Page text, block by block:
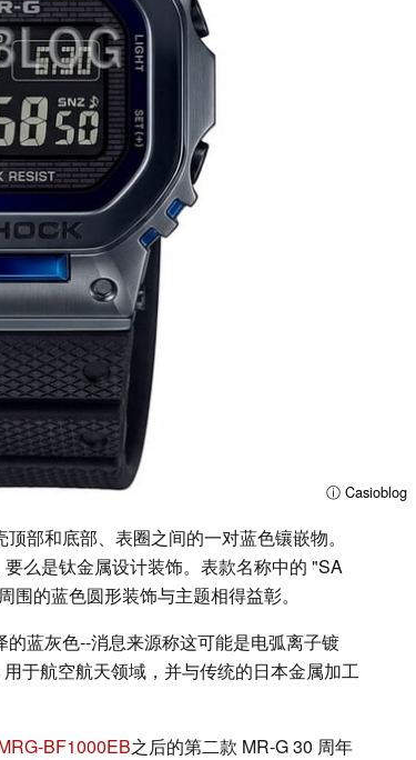
ⓘ Casioblog
部和底部、表圈之间的一对蓝色镶嵌物。
么是钛金属设计装饰。表款名称中的 "SA
的蓝色圆形装饰与主题相得益彰。
蓝灰色--消息来源称这可能是电弧离子镀
于航空航天领域，并与传统的日本金属加工
BF1000EB之后的第二款 MR-G 30 周年